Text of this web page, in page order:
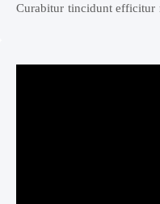
Curabitur tincidunt efficitur